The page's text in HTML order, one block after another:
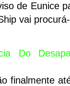
de Eunice
vai
Do
finalmente